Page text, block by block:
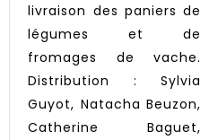
livraison des paniers de
légumes et de
fromages de vache.
Distribution : Sylvia
Guyot, Natacha Beuzon,
Catherine Baguet,